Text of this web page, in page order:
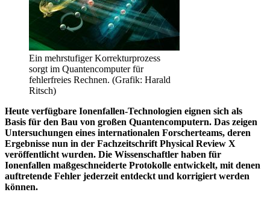
Ein mehrstufiger Korrekturprozess
sorgt im Quantencomputer für
fehlerfreies Rechnen. (Grafik: Harald
Ritsch)
Heute verfügbare Ionenfallen-Technologien eignen sich als
Basis für den Bau von großen Quantencomputern. Das zeigen
Untersuchungen eines internationalen Forscherteams, deren
Ergebnisse nun in der Fachzeitschrift Physical Review X
veröffentlicht wurden. Die Wissenschaftler haben für
Ionenfallen maßgeschneiderte Protokolle entwickelt, mit denen
auftretende Fehler jederzeit entdeckt und korrigiert werden
können.